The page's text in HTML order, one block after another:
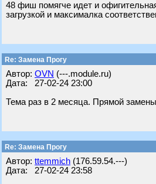
48 фиш помягче идет и
загрузкой и максималка
Re: Замена Прогу
Автор: OVN (---.module.ru)
Дата: 27-02-24 23:00
Тема раз в 2 месяца. Прямой замены
Re: Замена Прогу
Автор: ttemmich (176.59.54.---)
Дата: 27-02-24 23:58